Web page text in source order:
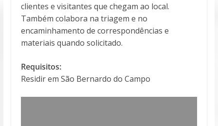
clientes e visitantes que chegam ao local.
Também colabora na triagem e no
encaminhamento de correspondências e
materiais quando solicitado.
Requisitos:
Residir em São Bernardo do Campo